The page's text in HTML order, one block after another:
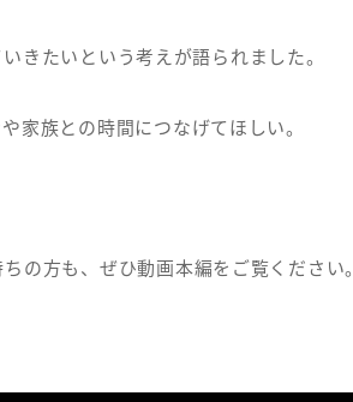
きたいという考えが語られました。
家族との時間につなげてほしい。
の方も、ぜひ動画本編をご覧ください。